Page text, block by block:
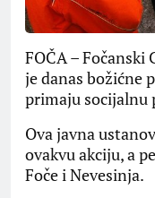
FOČA –
je danas božićne
primaju socijalnu
Ova javna
ovakvu akciju, a
Foče i Nevesinja.